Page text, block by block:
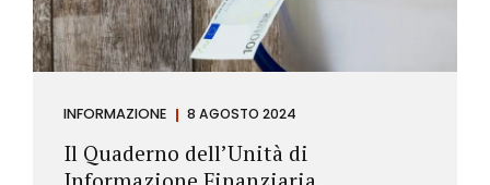
INFORMAZIONE 8 AGOSTO 2024
Il Quaderno dell’Unità di